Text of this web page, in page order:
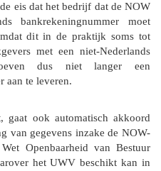
eis dat het bedrijf dat de NOW
bankrekeningnummer moet
dit in de praktijk soms tot
met een niet-Nederlands
hoeven dus niet langer een
aan te leveren.
gaat ook automatisch akkoord
van gegevens inzake de NOW-
Openbaarheid van Bestuur
het UWV beschikt kan in